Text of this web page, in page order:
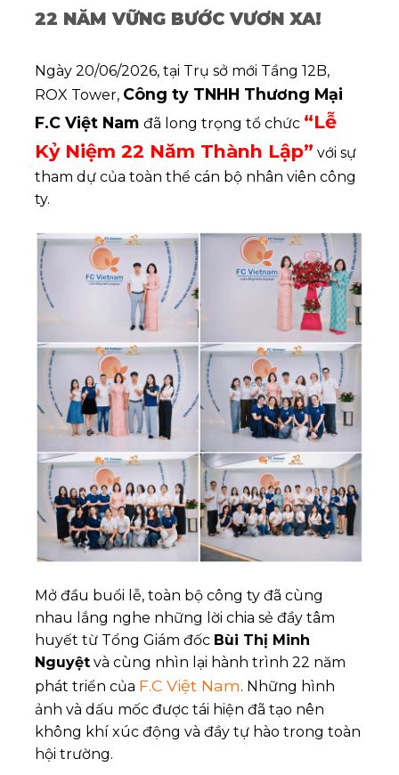
22 NĂM VỮNG BƯỚC VƯƠN XA!
Ngày 20/06/2026, tại Trụ sở mới Tầng 12B,
ROX Tower, Công ty TNHH Thương Mại
F.C Việt Nam đã long trọng tổ chức “Lễ
Kỷ Niệm 22 Năm Thành Lập” với sự
tham dự của toàn thể cán bộ nhân viên công
ty.
Mở đầu buổi lễ, toàn bộ công ty đã cùng
nhau lắng nghe những lời chia sẻ đầy tâm
huyết từ Tổng Giám đốc Bùi Thị Minh
Nguyệt và cùng nhìn lại hành trình 22 năm
phát triển của F.C Việt Nam. Những hình
ảnh và dấu mốc được tái hiện đã tạo nên
không khí xúc động và đầy tự hào trong toàn
hội trường.